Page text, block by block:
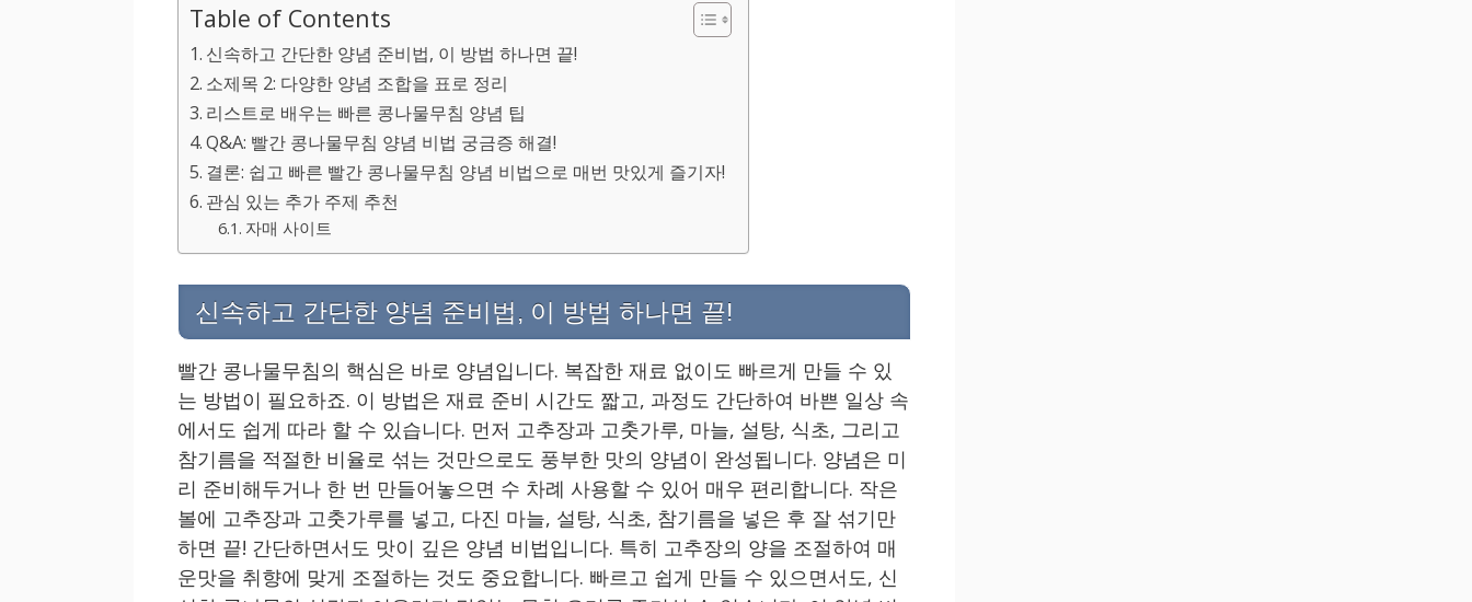
Table of Contents
신속하고 간단한 양념 준비법, 이 방법 하나면 끝!
소제목 2: 다양한 양념 조합을 표로 정리
리스트로 배우는 빠른 콩나물무침 양념 팁
Q&A: 빨간 콩나물무침 양념 비법 궁금증 해결!
결론: 쉽고 빠른 빨간 콩나물무침 양념 비법으로 매번 맛있게 즐기자!
관심 있는 추가 주제 추천
자매 사이트
신속하고 간단한 양념 준비법, 이 방법 하나면 끝!
빨간 콩나물무침의 핵심은 바로 양념입니다. 복잡한 재료 없이도 빠르게 만들 수 있
는 방법이 필요하죠. 이 방법은 재료 준비 시간도 짧고, 과정도 간단하여 바쁜 일상 속
에서도 쉽게 따라 할 수 있습니다. 먼저 고추장과 고춧가루, 마늘, 설탕, 식초, 그리고
참기름을 적절한 비율로 섞는 것만으로도 풍부한 맛의 양념이 완성됩니다. 양념은 미
리 준비해두거나 한 번 만들어놓으면 수 차례 사용할 수 있어 매우 편리합니다. 작은
볼에 고추장과 고춧가루를 넣고, 다진 마늘, 설탕, 식초, 참기름을 넣은 후 잘 섞기만
하면 끝! 간단하면서도 맛이 깊은 양념 비법입니다. 특히 고추장의 양을 조절하여 매
운맛을 취향에 맞게 조절하는 것도 중요합니다. 빠르고 쉽게 만들 수 있으면서도, 신